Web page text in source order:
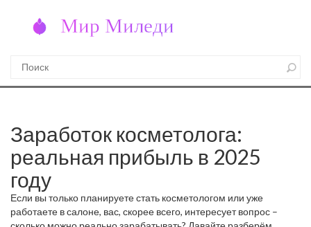
Заработок косметолога:
реальная прибыль в 2025
году
Если вы только планируете стать косметологом или уже
работаете в салоне, вас, скорее всего, интересует вопрос –